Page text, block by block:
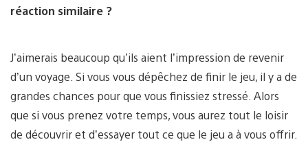
réaction similaire ?
J’aimerais beaucoup qu’ils aient l’impression de revenir
d’un voyage. Si vous vous dépêchez de finir le jeu, il y a de
grandes chances pour que vous finissiez stressé. Alors
que si vous prenez votre temps, vous aurez tout le loisir
de découvrir et d’essayer tout ce que le jeu a à vous offrir.